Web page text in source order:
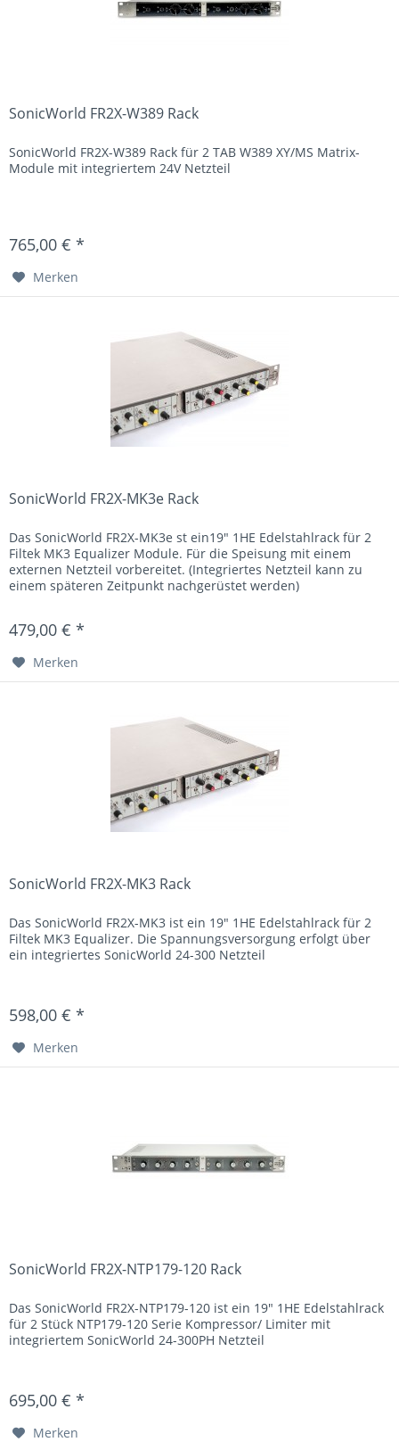
SonicWorld FR2X-W389 Rack
SonicWorld FR2X-W389 Rack für 2 TAB W389 XY/MS Matrix-
Module mit integriertem 24V Netzteil
765,00 € *
Merken
SonicWorld FR2X-MK3e Rack
Das SonicWorld FR2X-MK3e st ein19" 1HE Edelstahlrack für 2
Filtek MK3 Equalizer Module. Für die Speisung mit einem
externen Netzteil vorbereitet. (Integriertes Netzteil kann zu
einem späteren Zeitpunkt nachgerüstet werden)
479,00 € *
Merken
SonicWorld FR2X-MK3 Rack
Das SonicWorld FR2X-MK3 ist ein 19" 1HE Edelstahlrack für 2
Filtek MK3 Equalizer. Die Spannungsversorgung erfolgt über
ein integriertes SonicWorld 24-300 Netzteil
598,00 € *
Merken
SonicWorld FR2X-NTP179-120 Rack
Das SonicWorld FR2X-NTP179-120 ist ein 19" 1HE Edelstahlrack
für 2 Stück NTP179-120 Serie Kompressor/ Limiter mit
integriertem SonicWorld 24-300PH Netzteil
695,00 € *
Merken